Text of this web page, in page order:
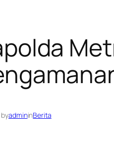
admininBerita